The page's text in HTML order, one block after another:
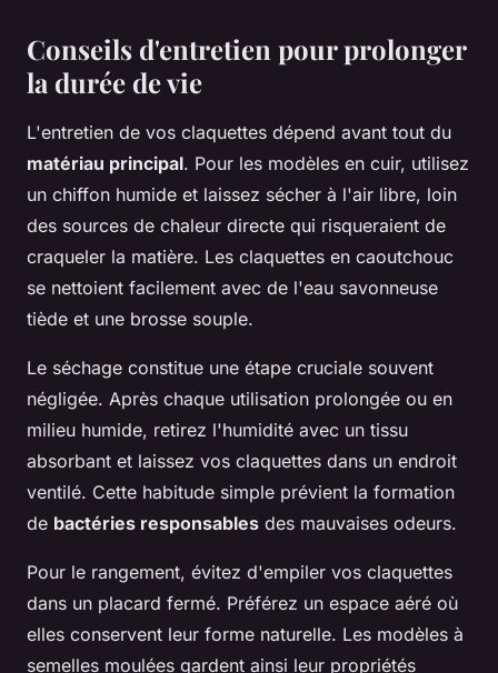
Conseils d'entretien pour prolonger
la durée de vie
L'entretien de vos claquettes dépend avant tout du
matériau principal. Pour les modèles en cuir, utilisez
un chiffon humide et laissez sécher à l'air libre, loin
des sources de chaleur directe qui risqueraient de
craqueler la matière. Les claquettes en caoutchouc
se nettoient facilement avec de l'eau savonneuse
tiède et une brosse souple.
Le séchage constitue une étape cruciale souvent
négligée. Après chaque utilisation prolongée ou en
milieu humide, retirez l'humidité avec un tissu
absorbant et laissez vos claquettes dans un endroit
ventilé. Cette habitude simple prévient la formation
de bactéries responsables des mauvaises odeurs.
Pour le rangement, évitez d'empiler vos claquettes
dans un placard fermé. Préférez un espace aéré où
elles conservent leur forme naturelle. Les modèles à
semelles moulées gardent ainsi leur propriétés